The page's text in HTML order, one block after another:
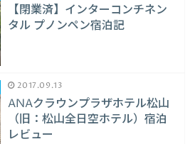
【閉業済】インターコンチネン
タル プノンペン宿泊記
2017.09.13
ANAクラウンプラザホテル松山
（旧：松山全日空ホテル）宿泊
レビュー